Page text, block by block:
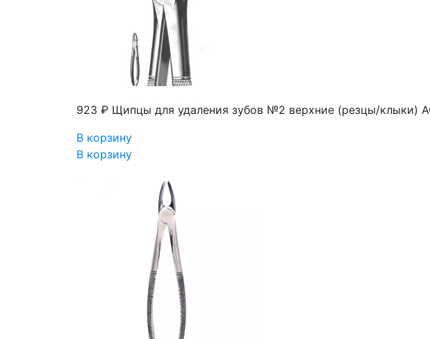
923 ₽ Щипцы для удаления зубов №2 верхние (резцы/клыки)
В корзину
В корзину